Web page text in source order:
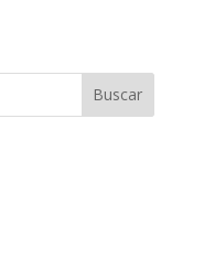
Buscar